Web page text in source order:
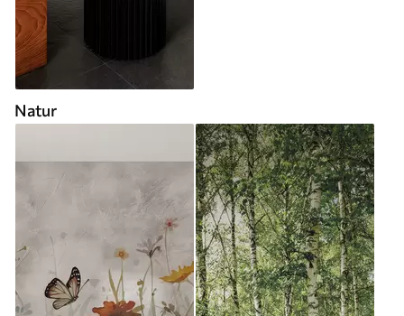
Natur